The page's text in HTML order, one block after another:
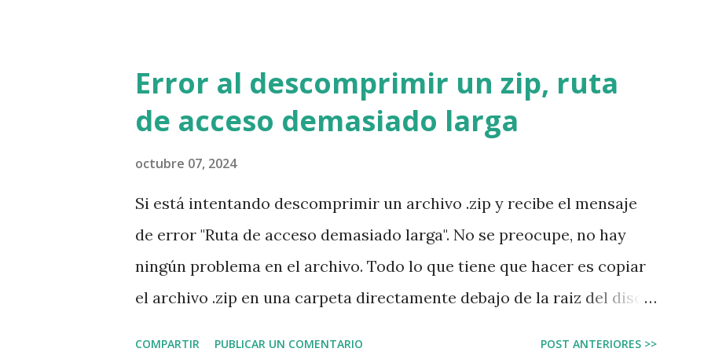
sus propios servicios. ¿Qué tipos de recursos necesita la
organización? Insumos y bienes generales: En la empresa se necesita
papel, bolígrafos, grapas, tinta, café, carpetas, y otros insumos que son
Error al descomprimir un zip, ruta
de acceso demasiado larga
octubre 07, 2024
Si está intentando descomprimir un archivo .zip y recibe el mensaje
de error "Ruta de acceso demasiado larga". No se preocupe, no hay
ningún problema en el archivo. Todo lo que tiene que hacer es copiar
el archivo .zip en una carpeta directamente debajo de la raiz del disco
COMPARTIR PUBLICAR UN COMENTARIO POST ANTERIORES >>